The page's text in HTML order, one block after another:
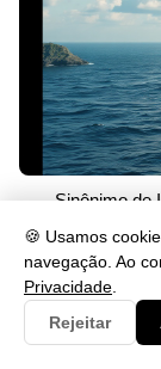
🍪 Usamos
navegação. Ao
Privacidade
Rejeitar
Sinônimo de